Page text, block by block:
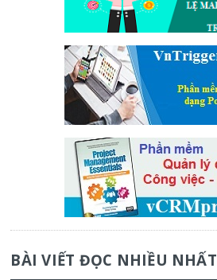
BÀI VIẾT ĐỌC NHIỀU NHẤT